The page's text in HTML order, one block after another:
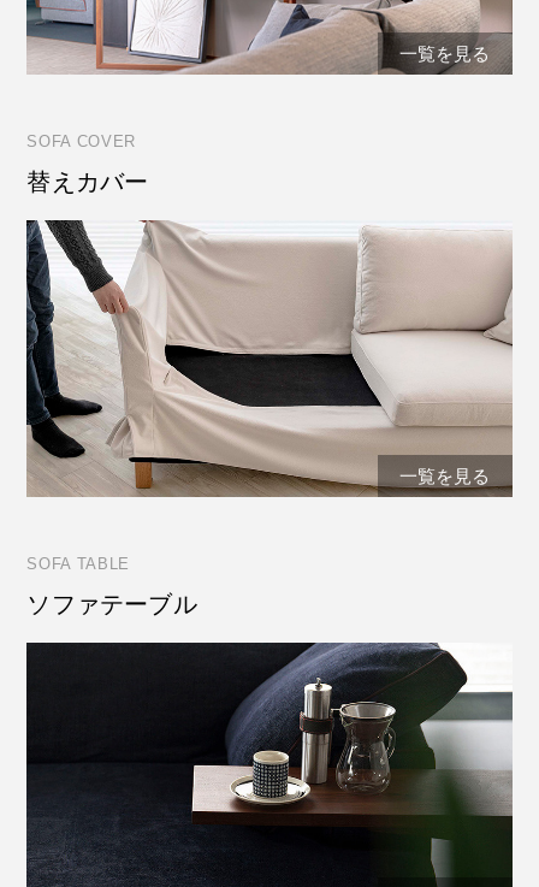
一覧を見る
SOFA COVER
替えカバー
一覧を見る
SOFA TABLE
ソファテーブル